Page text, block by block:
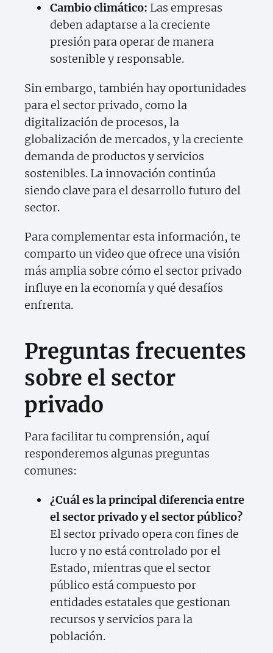
Cambio climático: Las empresas
deben adaptarse a la creciente
presión para operar de manera
sostenible y responsable.
Sin embargo, también hay oportunidades
para el sector privado, como la
digitalización de procesos, la
globalización de mercados, y la creciente
demanda de productos y servicios
sostenibles. La innovación continúa
siendo clave para el desarrollo futuro del
sector.
Para complementar esta información, te
comparto un video que ofrece una visión
más amplia sobre cómo el sector privado
influye en la economía y qué desafíos
enfrenta.
Preguntas frecuentes
sobre el sector
privado
Para facilitar tu comprensión, aquí
responderemos algunas preguntas
comunes:
¿Cuál es la principal diferencia entre
el sector privado y el sector público?
El sector privado opera con fines de
lucro y no está controlado por el
Estado, mientras que el sector
público está compuesto por
entidades estatales que gestionan
recursos y servicios para la
población.